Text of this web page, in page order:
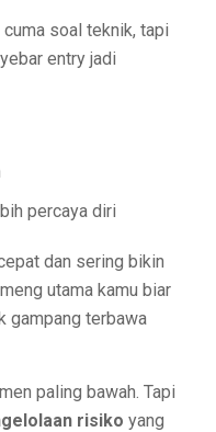
soal teknik, tapi
entry jadi
percaya diri
dan sering bikin
utama kamu biar
gampang terbawa
paling bawah. Tapi
risiko yang